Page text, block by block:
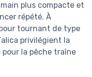
plus compacte et
répété. À
tournant de type
privilégient la
la pêche traîne